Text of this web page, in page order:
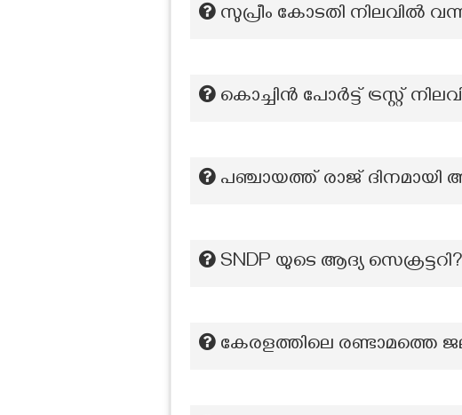
സുപ്രീം കോടതി നിലവിൽ
കൊച്ചിൻ പോർട്ട് ട്രസ്റ്റ്
പഞ്ചായത്ത് രാജ് ദിനമായി
SNDP യുടെ ആദ്യ സെക്രട്ടറി?
കേരളത്തിലെ രണ്ടാമത്തെ